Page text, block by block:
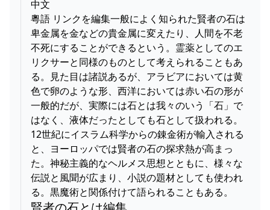
中文
粵語 リンクを編集一般によく知られた賢者の石は
卑金属を金などの貴金属に変えたり、人間を不老
不死にすることができるという。霊薬としてのエ
リクサーと同様のものとして考えられることもあ
る。見た目は諸説あるが、アラビアにおいては黄
色で卵のような形、西洋においては赤い石の形が
一般的だが、実際には石とは我々のいう「石」で
はなく、液体だったとしても石として扱われる。
12世紀にイスラム科学からの錬金術が輸入される
と、ヨーロッパでは賢者の石の探求熱が高まっ
た。神秘主義的なヘルメス思想とともに、様々な
伝説と風聞が広まり、小説の題材としても使われ
る。黒魔術と関係付けて語られることもある。